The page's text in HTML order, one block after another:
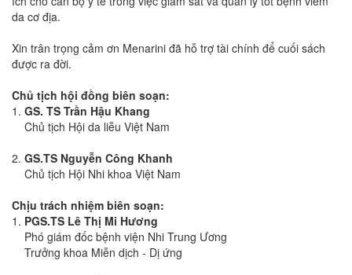
da cơ địa.
Xin trân trọng cảm ơn Menarini đã hỗ trợ tài chính để cuối sách
được ra đời.
Chủ tịch hội đồng biên soạn:
1. GS. TS Trần Hậu Khang
Chủ tịch Hội da liễu Việt Nam
2. GS.TS Nguyễn Công Khanh
Chủ tịch Hội Nhi khoa Việt Nam
Chịu trách nhiệm biên soạn:
1. PGS.TS Lê Thị Mi Hương
Phó giám đốc bệnh viện Nhi Trung Ương
Trưởng khoa Miễn dịch - Dị ứng